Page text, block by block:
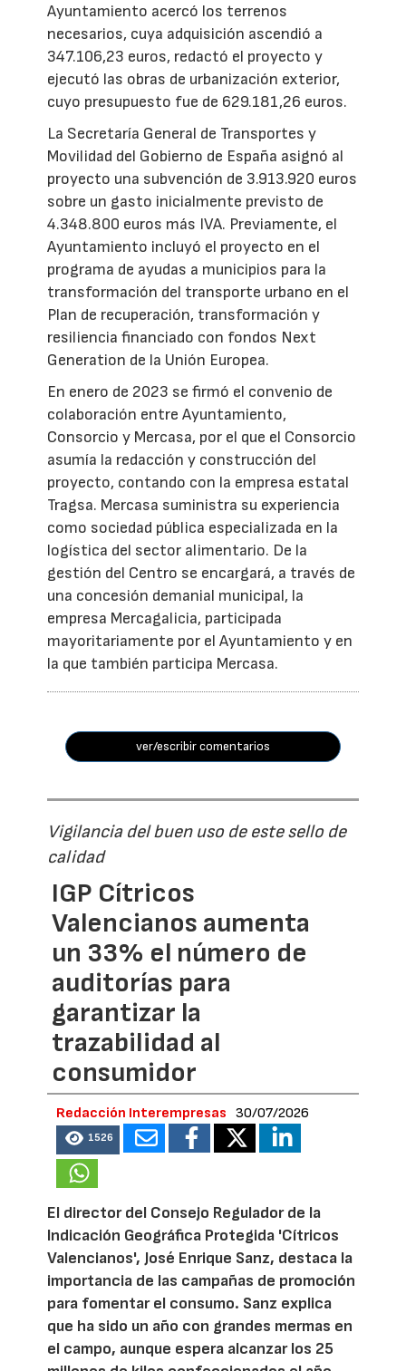
Ayuntamiento acercó los terrenos
necesarios, cuya adquisición ascendió a
347.106,23 euros, redactó el proyecto y
ejecutó las obras de urbanización exterior,
cuyo presupuesto fue de 629.181,26 euros.
La Secretaría General de Transportes y
Movilidad del Gobierno de España asignó al
proyecto una subvención de 3.913.920 euros
sobre un gasto inicialmente previsto de
4.348.800 euros más IVA. Previamente, el
Ayuntamiento incluyó el proyecto en el
programa de ayudas a municipios para la
transformación del transporte urbano en el
Plan de recuperación, transformación y
resiliencia financiado con fondos Next
Generation de la Unión Europea.
En enero de 2023 se firmó el convenio de
colaboración entre Ayuntamiento,
Consorcio y Mercasa, por el que el Consorcio
asumía la redacción y construcción del
proyecto, contando con la empresa estatal
Tragsa. Mercasa suministra su experiencia
como sociedad pública especializada en la
logística del sector alimentario. De la
gestión del Centro se encargará, a través de
una concesión demanial municipal, la
empresa Mercagalicia, participada
mayoritariamente por el Ayuntamiento y en
la que también participa Mercasa.
ver/escribir comentarios
Vigilancia del buen uso de este sello de
calidad
IGP Cítricos
Valencianos aumenta
un 33% el número de
auditorías para
garantizar la
trazabilidad al
consumidor
Redacción Interempresas 30/07/2026
1526
El director del Consejo Regulador de la
Indicación Geográfica Protegida 'Cítricos
Valencianos', José Enrique Sanz, destaca la
importancia de las campañas de promoción
para fomentar el consumo. Sanz explica
que ha sido un año con grandes mermas en
el campo, aunque espera alcanzar los 25